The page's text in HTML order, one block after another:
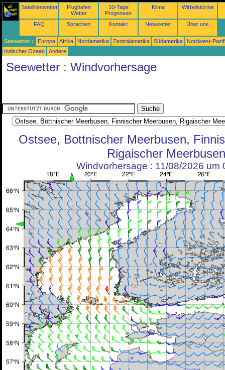
Satellitenwetter
Flughafen
Wetter
10-Tage
Prognosen
Klima Wirbelstürme
FAQ Sprachen Kontakt Newsletter Über uns
Seewetter : Europa Afrika Nordamerika Zentralamerika Südamerika
Nordwest-
Indischer Ozean
Andere
Seewetter : Windvorhersage
Ostsee, Bottnischer Meerbusen,
Rigaischer Meerbusen
Windvorhersage : 11/08/2026 um